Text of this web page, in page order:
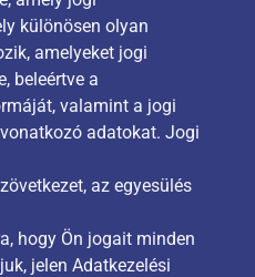
különösen olyan
amelyeket jogi
beleértve a
valamint a jogi
adatokat. Jogi
az egyesülés
hogy Ön jogait minden
jelen Adatkezelési